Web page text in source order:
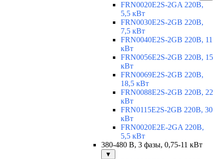
FRN0020E2S-2GA 220В,
5,5 кВт
FRN0030E2S-2GB 220В,
7,5 кВт
FRN0040E2S-2GB 220В, 11
кВт
FRN0056E2S-2GB 220В, 15
кВт
FRN0069E2S-2GB 220В,
18,5 кВт
FRN0088E2S-2GB 220В, 22
кВт
FRN0115E2S-2GB 220В, 30
кВт
FRN0020E2E-2GA 220В,
5,5 кВт
380-480 В, 3 фазы, 0,75-11 кВт
▼